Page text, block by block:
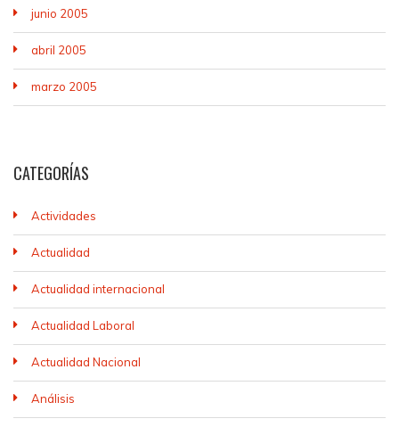
junio 2005
abril 2005
marzo 2005
CATEGORÍAS
Actividades
Actualidad
Actualidad internacional
Actualidad Laboral
Actualidad Nacional
Análisis